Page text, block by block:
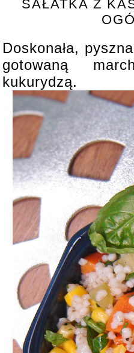
SAŁATKA Z
Doskonała,
gotowaną
kukurydzą.